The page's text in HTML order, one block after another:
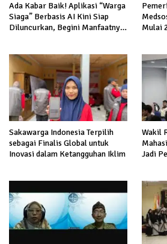
Ada Kabar Baik! Aplikasi “Warga
Siaga” Berbasis AI Kini Siap
Diluncurkan, Begini Manfaatnya
Mulai
Sakawarga Indonesia Terpilih
sebagai Finalis Global untuk
Inovasi dalam Ketangguhan Iklim
Wakil
Jadi